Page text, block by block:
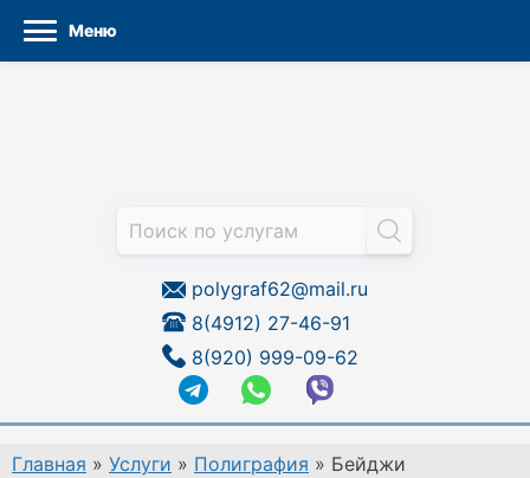
polygraf62@mail.ru
8(4912) 27-46-91
8(920) 999-09-62
Меню
Главная » Услуги » Полиграфия » Бейджи